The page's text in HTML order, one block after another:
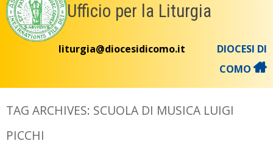
Ufficio per la Liturgia
liturgia@diocesidicomo.it
DIOCESI DI
COMO
TAG ARCHIVES: SCUOLA DI MUSICA LUIGI
PICCHI